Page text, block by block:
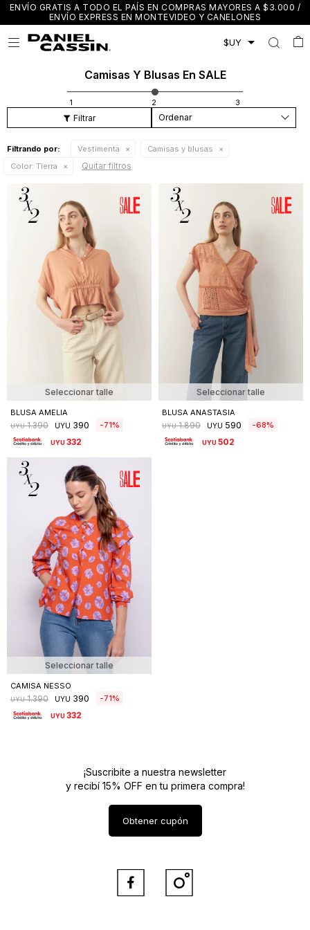
ENVÍO GRATIS A TODO EL PAÍS EN COMPRAS MAYORES A $3.000 /
ENVÍO EXPRESS EN MONTEVIDEO Y CANELONES

Camisas Y Blusas En SALE
Recomendados
Filtrando por: Vestimenta
Camisas y blusas
Color: Tierra Quitar filtros
Seleccionar talle
BLUSA AMELIA
UYU 1.390 UYU 390 71
UYU332
Seleccionar talle
BLUSA ANASTASIA
UYU 1.890 UYU 590 68
UYU502
Seleccionar talle
CAMISA NESSO
UYU 1.390 UYU 390 71
UYU332
¡Suscribite a nuestra newsletter
y recibí 15% OFF en tu primera compra!
Obtener cupón
 